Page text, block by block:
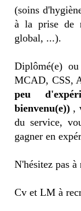
(soins
à la prise de
global, ...).
Diplômé(e)
MCAD, CSS,
peu
bienvenu(e)) ,
du service,
gagner en
N'hésitez pas
Cv et LM à